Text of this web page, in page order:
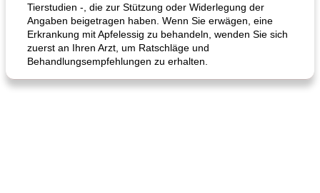
Tierstudien -, die zur Stützung oder Widerlegung der
Angaben beigetragen haben. Wenn Sie erwägen, eine
Erkrankung mit Apfelessig zu behandeln, wenden Sie sich
zuerst an Ihren Arzt, um Ratschläge und
Behandlungsempfehlungen zu erhalten.